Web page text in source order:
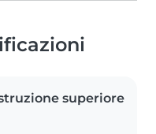
superiore